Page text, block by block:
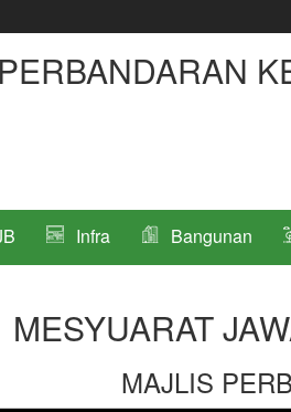
Infra Bangunan
MESYUARAT
MAJLIS